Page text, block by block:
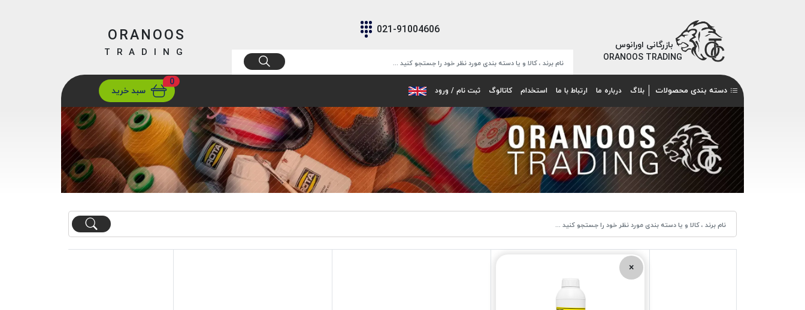
بازرگانی اورانوس
ORANOOS TRADING
021-91004606
ارسالتهران/ تهران
ORANOOS
TRADING
دسته بندی محصولات بلاگ درباره ما ارتباط با ما استخدام کاتالوگ ثبت نام / ورود
0
سبد خرید
×